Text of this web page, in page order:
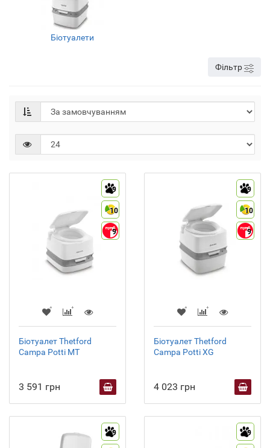
Біотуалети
Фільтр
9
10
9
Біотуалет Thetford
Campa Potti MT
3 591 грн
9
10
9
Біотуалет Thetford
Campa Potti XG
4 023 грн
9 9